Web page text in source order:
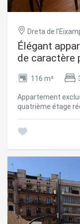
Dreta de
Élégant
de caractère
116 m²
Appartement
quatrième étage
Barcelone. Le bien disposera de 116 m² construits et d'une
spectaculaire
de plus de 46 m²,
sophistiqué et
balcon.
une élégante suite
une deuxième
polyvalente ainsi